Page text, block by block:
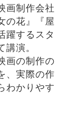
画制作会社
の花』『屋
躍するスタ
演。
画の制作の
、実際の作
わかりやす